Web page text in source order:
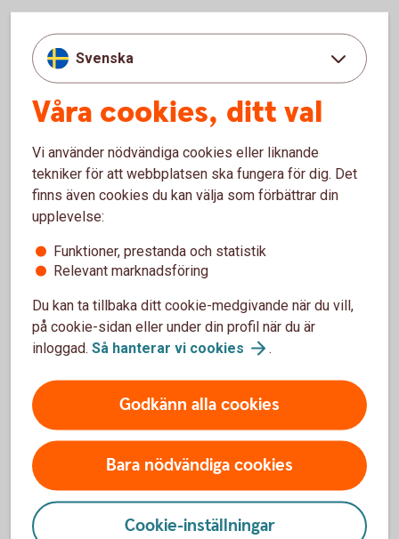
Utforska smarta produkter och
tjänster för din förening
Working meeting in front of a computer
Fasträntekonto
som är känd vid placeringstillfället. Kontot omfattas
av insättningsgarantin.
Fasträntekonto
Svenska
Våra cookies, ditt val
Vi använder nödvändiga cookies eller liknande
tekniker för att webbplatsen ska fungera för dig. Det
finns även cookies du kan välja som förbättrar din
upplevelse:
Funktioner, prestanda och statistik
Relevant marknadsföring
Du kan ta tillbaka ditt cookie-medgivande när du vill,
på cookie-sidan eller under din profil när du är
inloggad. Så hanterar vi cookies .
Godkänn alla cookies
Bara nödvändiga cookies
Cookie-inställningar